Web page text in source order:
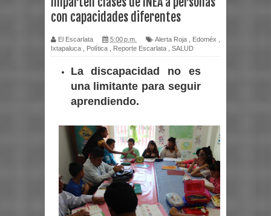
con capacidades diferentes
El Escarlata 5:00 p.m. Alerta Roja Edoméx
Ixtapaluca
Política Reporte Escarlata SALUD
La discapacidad no es
una limitante para seguir
aprendiendo.